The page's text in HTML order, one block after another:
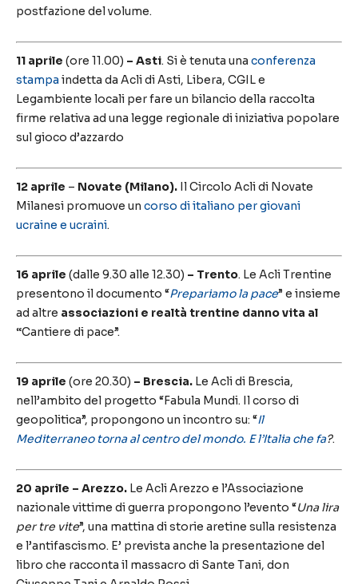
postfazione del volume.
11 aprile (ore 11.00) – Asti. Si è tenuta una conferenza
stampa indetta da Acli di Asti, Libera, CGIL e
Legambiente locali per fare un bilancio della raccolta
firme relativa ad una legge regionale di iniziativa popolare
sul gioco d’azzardo
12 aprile – Novate (Milano). Il Circolo Acli di Novate
Milanesi promuove un corso di italiano per giovani
ucraine e ucraini.
16 aprile (dalle 9.30 alle 12.30) – Trento. Le Acli Trentine
presentono il documento “Prepariamo la pace” e insieme
ad altre associazioni e realtà trentine danno vita al
“Cantiere di pace”.
19 aprile (ore 20.30) – Brescia. Le Acli di Brescia,
nell’ambito del progetto “Fabula Mundi. Il corso di
geopolitica”, propongono un incontro su: “Il
Mediterraneo torna al centro del mondo. E l’Italia che fa?.
20 aprile – Arezzo. Le Acli Arezzo e l’Associazione
nazionale vittime di guerra propongono l’evento “Una lira
per tre vite”, una mattina di storie aretine sulla resistenza
e l’antifascismo. E’ prevista anche la presentazione del
libro che racconta il massacro di Sante Tani, don